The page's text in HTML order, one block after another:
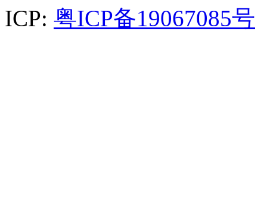
ICP: 粤ICP备19067085号